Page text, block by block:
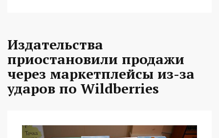
Издательства
приостановили продажи
через маркетплейсы из-за
ударов по Wildberries